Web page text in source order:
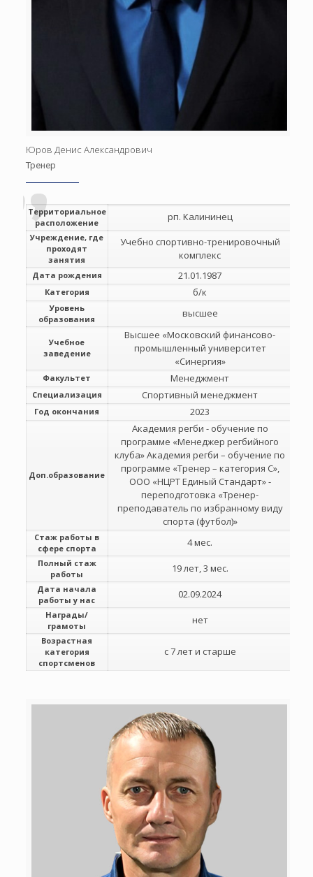
Юров Денис Александрович
Тренер
Территориальное
расположение
рп. Калининец
Учреждение, где
проходят
занятия
Учебно спортивно-тренировочный
комплекс
Дата рождения 21.01.1987
Категория б/к
Уровень
образования
высшее
Учебное
заведение
Высшее «Московский финансово-
промышленный университет
«Синергия»
Факультет Менеджмент
Специализация Спортивный менеджмент
Год окончания 2023
Доп.образование
Академия регби - обучение по
программе «Менеджер регбийного
клуба» Академия регби – обучение по
программе «Тренер – категория С»,
ООО «НЦРТ Единый Стандарт» -
переподготовка «Тренер-
преподаватель по избранному виду
спорта (футбол)»
Стаж работы в
сфере спорта
4 мес.
Полный стаж
работы
19 лет, 3 мес.
Дата начала
работы у нас
02.09.2024
Награды/
грамоты
нет
Возрастная
категория
спортсменов
с 7 лет и старше